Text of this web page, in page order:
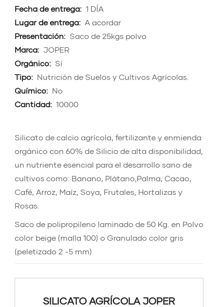
Fecha de entrega: 1 DÍA
Lugar de entrega: A acordar
Presentación: Saco de 25kgs polvo
Marca: JOPER
Orgánico: Sí
Tipo: Nutrición de Suelos y Cultivos Agrícolas.
Químico: No
Cantidad: 10000
Silicato de calcio agrícola, fertilizante y enmienda
orgánico con 60% de Silicio de alta disponibilidad,
un nutriente esencial para el desarrollo sano de
cultivos como: Banano, Plátano,Palma, Cacao,
Café, Arroz, Maíz, Soya, Frutales, Hortalizas y
Rosas.
Saco de polipropileno laminado de 50 Kg. en Polvo
color beige (malla 100) o Granulado color gris
(peletizado 2 -5 mm)
SILICATO AGRÍCOLA JOPER